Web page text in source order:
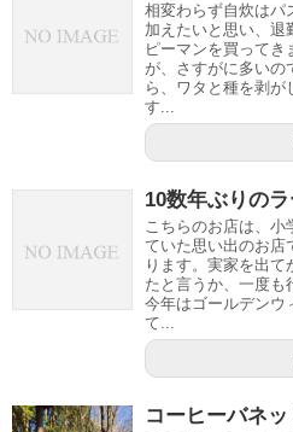
相変わらず自炊はパ
加えたいと思い、退
ピーマンを買ってき
が、さすがに多いの
ら、ワタと種を剥が
す...
10数年ぶりの
こちらのお店は、小
ていた思い出のお店
ります。実家を出て
たと言うか、一度も
今年はゴールデンウ
て...
コーヒーバネ